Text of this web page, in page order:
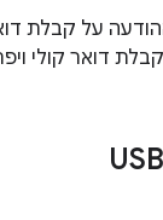
על קבלת
דואר קולי